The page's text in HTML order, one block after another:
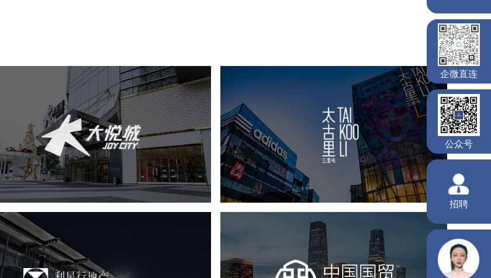
中粮·大悦城
房地产 商业地产 地产网站建设 网页设计
太古里
房地产 商业地产 地产网站建设
品牌官网
利星行地产 中国国贸